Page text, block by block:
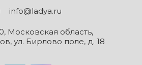
info@ladya.ru
Московская область,
ул. Бирлово поле, д. 18